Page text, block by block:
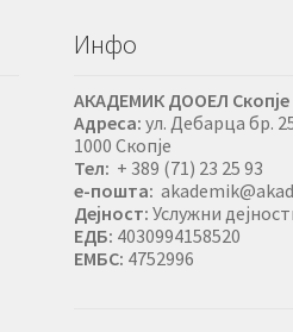
Инфо
АКАДЕМИК ДООЕЛ Скопје
Адреса:ул. Дебарца бр.
1000 Скопје
Тел: + 389 (71) 23 25 93
е-пошта:
Дејност:Услужни
ЕДБ: 4030994158520
ЕМБС: 4752996